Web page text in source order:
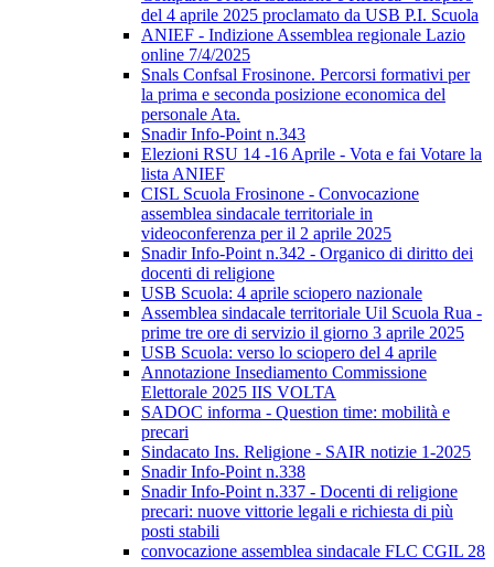
del 4 aprile 2025 proclamato da USB P.I. Scuola
ANIEF - Indizione Assemblea regionale Lazio
online 7/4/2025
Snals Confsal Frosinone. Percorsi formativi per
la prima e seconda posizione economica del
personale Ata.
Snadir Info-Point n.343
Elezioni RSU 14 -16 Aprile - Vota e fai Votare la
lista ANIEF
CISL Scuola Frosinone - Convocazione
assemblea sindacale territoriale in
videoconferenza per il 2 aprile 2025
Snadir Info-Point n.342 - Organico di diritto dei
docenti di religione
USB Scuola: 4 aprile sciopero nazionale
Assemblea sindacale territoriale Uil Scuola Rua -
prime tre ore di servizio il giorno 3 aprile 2025
USB Scuola: verso lo sciopero del 4 aprile
Annotazione Insediamento Commissione
Elettorale 2025 IIS VOLTA
SADOC informa - Question time: mobilità e
precari
Sindacato Ins. Religione - SAIR notizie 1-2025
Snadir Info-Point n.338
Snadir Info-Point n.337 - Docenti di religione
precari: nuove vittorie legali e richiesta di più
posti stabili
convocazione assemblea sindacale FLC CGIL 28